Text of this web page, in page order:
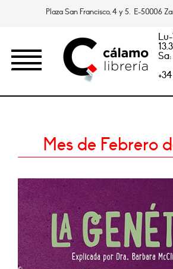
Plaza San Francisco, 4 y 5. E-50006
Mes de Febrero